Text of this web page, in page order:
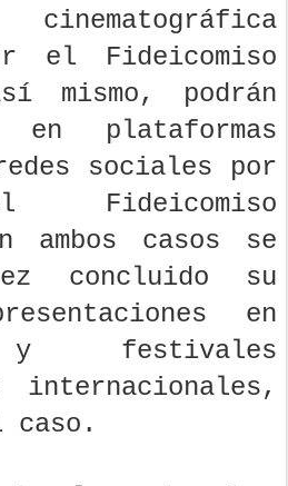
el Fideicomiso
así mismo, podrán
plataformas
sociales por
Fideicomiso
ambos casos se
concluido su
en
y festivales
internacionales,
caso.